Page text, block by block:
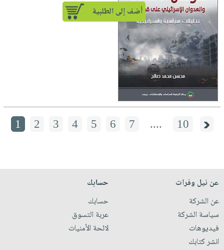
أضف إلى الطلبية
1 2 3 4 5 6 7 .... 10
عن نيل وفرات
عن الشركة
سياسة الشركة
فيديوهات
انشر كتابك
حسابك
حسابك
عربة التسوق
لائحة الأمنيات